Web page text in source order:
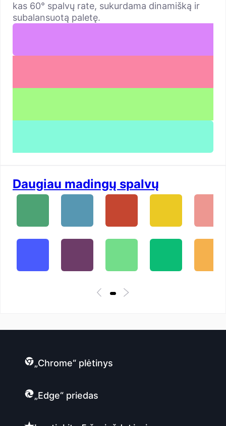
kas 60° spalvų rate, sukurdama dinamišką ir
subalansuotą paletę.
Daugiau madingų spalvų
„Chrome“ plėtinys
„Edge“ priedas